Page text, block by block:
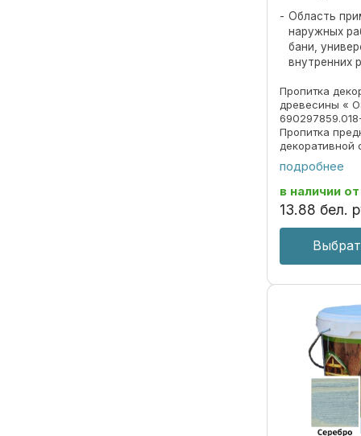
Область
наружных
бани,
внутренних
Пропитка
древесины «
Пропитка
декоративной
под ценные
атмосферных
подробнее
в наличии от
13.88 бел.